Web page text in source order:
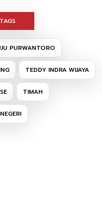
PURWANTORO
TEDDY INDRA WIJAYA
TIMAH